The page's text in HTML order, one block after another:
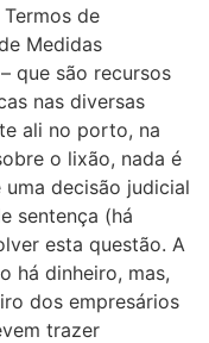
de
Medidas
que são recursos
nas diversas
ali no porto, na
o lixão, nada é
decisão judicial
sentença (há
esta questão. A
há dinheiro, mas,
dos empresários
trazer